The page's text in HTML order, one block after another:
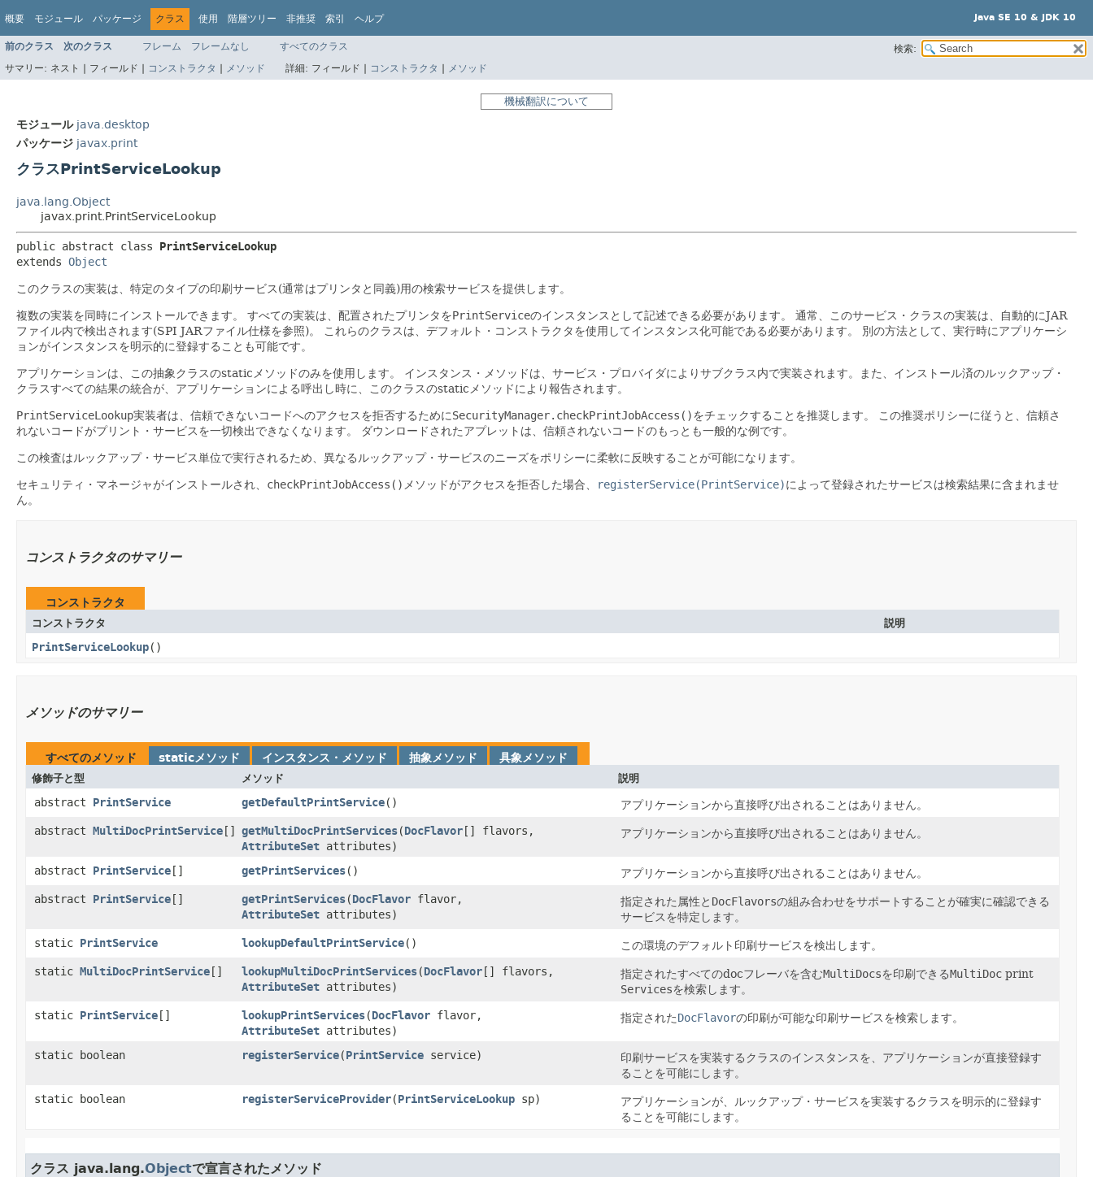
概要 モジュール パッケージ クラス 使用 階層ツリー 非推奨 索引 ヘルプ Java SE 10 & JDK 10
前のクラス 次のクラス フレーム フレームなし すべてのクラス
検索:
サマリー: ネスト | フィールド | コンストラクタ | メソッド 詳細: フィールド | コンストラクタ | メソッド
機械翻訳について
モジュール java.desktop
パッケージ javax.print
クラスPrintServiceLookup
java.lang.Object
javax.print.PrintServiceLookup
public abstract class PrintServiceLookup
extends Object
このクラスの実装は、特定のタイプの印刷サービス(通常はプリンタと同義)用の検索サービスを提供します。
複数の実装を同時にインストールできます。 すべての実装は、配置されたプリンタをPrintServiceのインスタンスとして記述できる必要があります。
通常、このサービス・クラスの実装は、自動的にJAR
ファイル内で検出されます(SPI JARファイル仕様を参照)。
これらのクラスは、デフォルト・コンストラクタを使用してインスタンス化可能である必要があります。
別の方法として、実行時にアプリケーシ
ョンがインスタンスを明示的に登録することも可能です。
アプリケーションは、この抽象クラスのstaticメソッドのみを使用します。
インスタンス・メソッドは、サービス・プロバイダによりサブクラス内で実装されます。また、インストール済のルックアップ・
クラスすべての結果の統合が、アプリケーションによる呼出し時に、このクラスのstaticメソッドにより報告されます。
PrintServiceLookup実装者は、信頼できないコードへのアクセスを拒否するためにSecurityManager.checkPrintJobAccess()をチェックすることを推奨します。
この推奨ポリシーに従うと、信頼さ
れないコードがプリント・サービスを一切検出できなくなります。
ダウンロードされたアプレットは、信頼されないコードのもっとも一般的な例です。
この検査はルックアップ・サービス単位で実行されるため、異なるルックアップ・サービスのニーズをポリシーに柔軟に反映することが可能になります。
セキュリティ・マネージャがインストールされ、 checkPrintJobAccess() メソッドがアクセスを拒否した場合、 registerService(PrintService)によって登録されたサービスは検索結果に含まれませ
ん。
コンストラクタのサマリー
コンストラクタ
コンストラクタ 説明
PrintServiceLookup()
メソッドのサマリー
すべてのメソッド staticメソッド インスタンス・メソッド 抽象メソッド 具象メソッド
修飾子と型 メソッド 説明
abstract PrintService getDefaultPrintService() アプリケーションから直接呼び出されることはありません。
abstract MultiDocPrintService [] getMultiDocPrintServices​(DocFlavor [] flavors,
AttributeSet attributes)
アプリケーションから直接呼び出されることはありません。
abstract PrintService [] getPrintServices() アプリケーションから直接呼び出されることはありません。
abstract PrintService [] getPrintServices​(DocFlavor flavor,
AttributeSet attributes)
指定された属性と DocFlavorsの組み合わせをサポートすることが確実に確認できる
サービスを特定します。
static PrintService lookupDefaultPrintService() この環境のデフォルト印刷サービスを検出します。
static MultiDocPrintService [] lookupMultiDocPrintServices​(DocFlavor [] flavors,
AttributeSet attributes)
指定されたすべてのdocフレーバを含むMultiDocsを印刷できるMultiDoc print
Servicesを検索します。
static PrintService [] lookupPrintServices​(DocFlavor flavor,
AttributeSet attributes)
指定されたDocFlavorの印刷が可能な印刷サービスを検索します。
static boolean registerService​(PrintService service)
印刷サービスを実装するクラスのインスタンスを、アプリケーションが直接登録す
ることを可能にします。
static boolean registerServiceProvider​(PrintServiceLookup sp)
アプリケーションが、ルックアップ・サービスを実装するクラスを明示的に登録す
ることを可能にします。
クラス java.lang.Objectで宣言されたメソッド